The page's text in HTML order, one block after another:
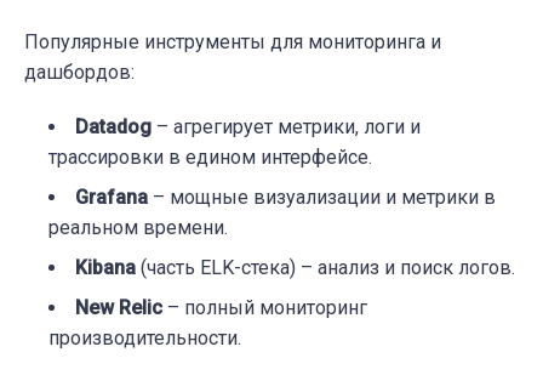
Популярные инструменты для мониторинга и
дашбордов:
Datadog – агрегирует метрики, логи и
трассировки в едином интерфейсе.
Grafana – мощные визуализации и метрики в
реальном времени.
Kibana (часть ELK-стека) – анализ и поиск логов.
New Relic – полный мониторинг
производительности.